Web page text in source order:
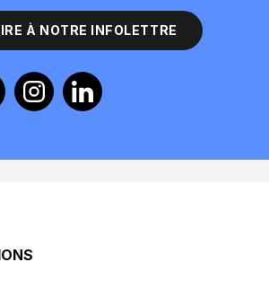
À NOTRE INFOLETTRE
InstagramLinkedin